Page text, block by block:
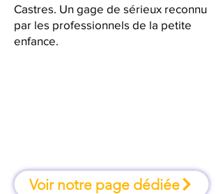
Castres. Un gage de sérieux reconnu
par les professionnels de la petite
enfance.
Voir notre page dédiée